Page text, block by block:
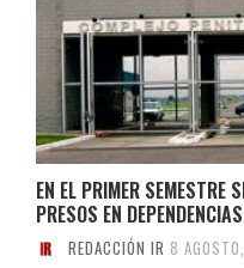
EN EL PRIMER SEMESTRE
PRESOS EN
REDACCIÓN IR 8